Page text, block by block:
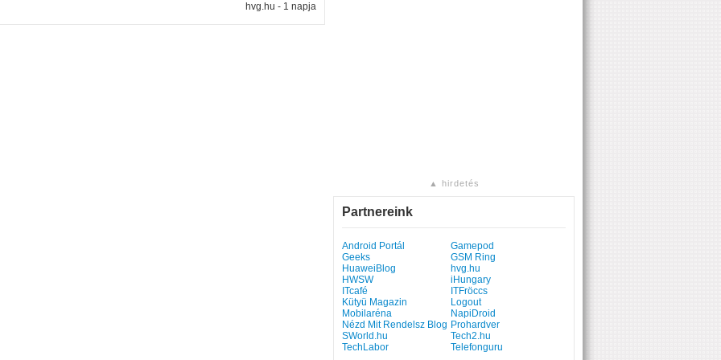
hvg.hu - 1 napja
▲ hirdetés
Partnereink
Android Portál
Gamepod
Geeks
GSM Ring
HuaweiBlog
hvg.hu
HWSW
iHungary
ITcafé
ITFröccs
Kütyü Magazin
Logout
Mobilaréna
NapiDroid
Nézd Mit Rendelsz Blog Prohardver
SWorld.hu
Tech2.hu
TechLabor
Telefonguru